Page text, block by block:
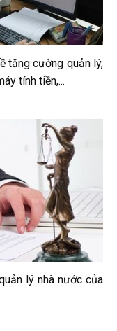
tăng cường quản lý,
tính tiền,...
lý nhà nước của